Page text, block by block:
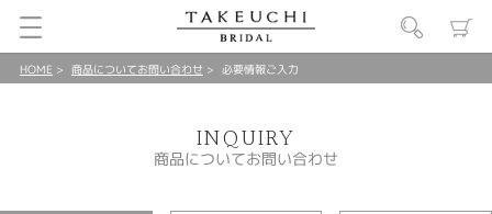
HOME 商品についてお問い合わせ 必要情報ご入力
INQUIRY
商品についてお問い合わせ